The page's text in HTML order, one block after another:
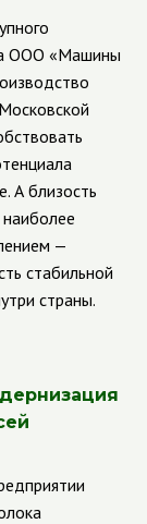
ООО «Машины
А близость
—
стабильной
страны.